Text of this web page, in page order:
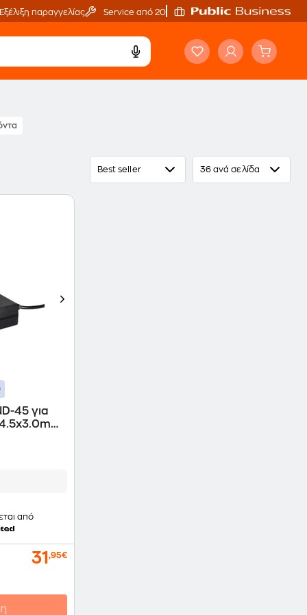
Εξέλιξη παραγγελίας Service από 20'
Best seller 36 ανά σελίδα
45 για
από
31 ,95€